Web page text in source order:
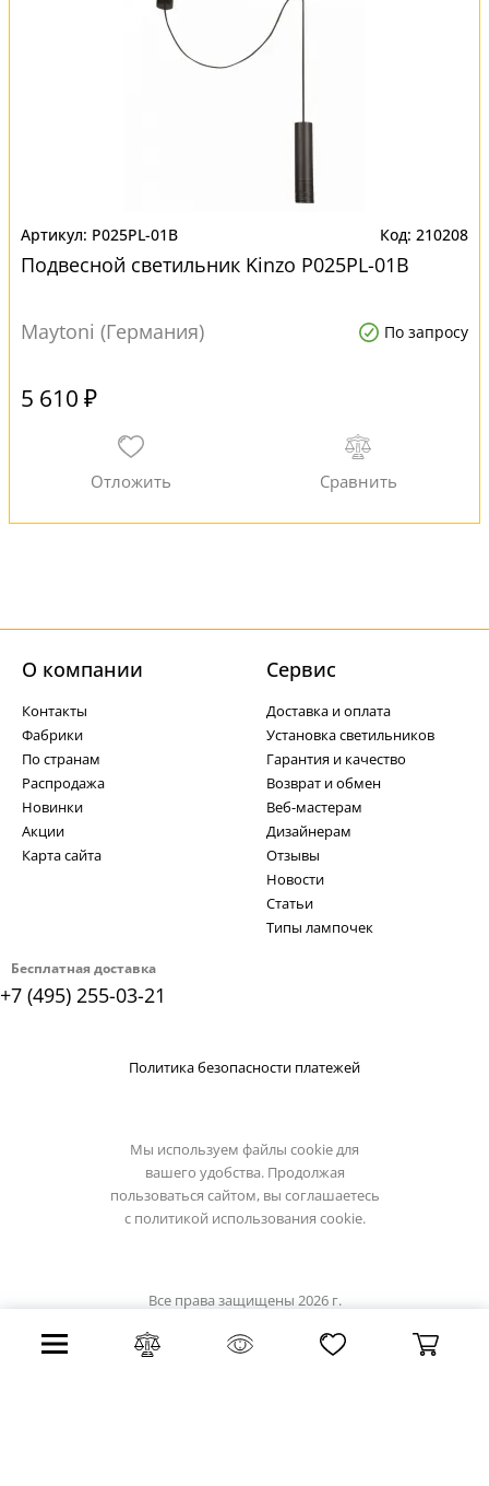
P025PL-01B 210208
Подвесной светильник Kinzo P025PL-01B
Maytoni (Германия) По запросу
5 610 ₽
Бесплатная доставка
+7 (495) 255-03-21
О компании
Контакты
Фабрики
По странам
Распродажа
Новинки
Акции
Карта сайта
Cервис
Доставка и оплата
Установка светильников
Гарантия и качество
Возврат и обмен
Веб-мастерам
Дизайнерам
Отзывы
Новости
Статьи
Типы лампочек
Политика безопасности платежей
Мы используем файлы cookie для
вашего удобства. Продолжая
пользоваться сайтом, вы соглашаетесь
с политикой использования cookie.
Все права защищены 2026 г.